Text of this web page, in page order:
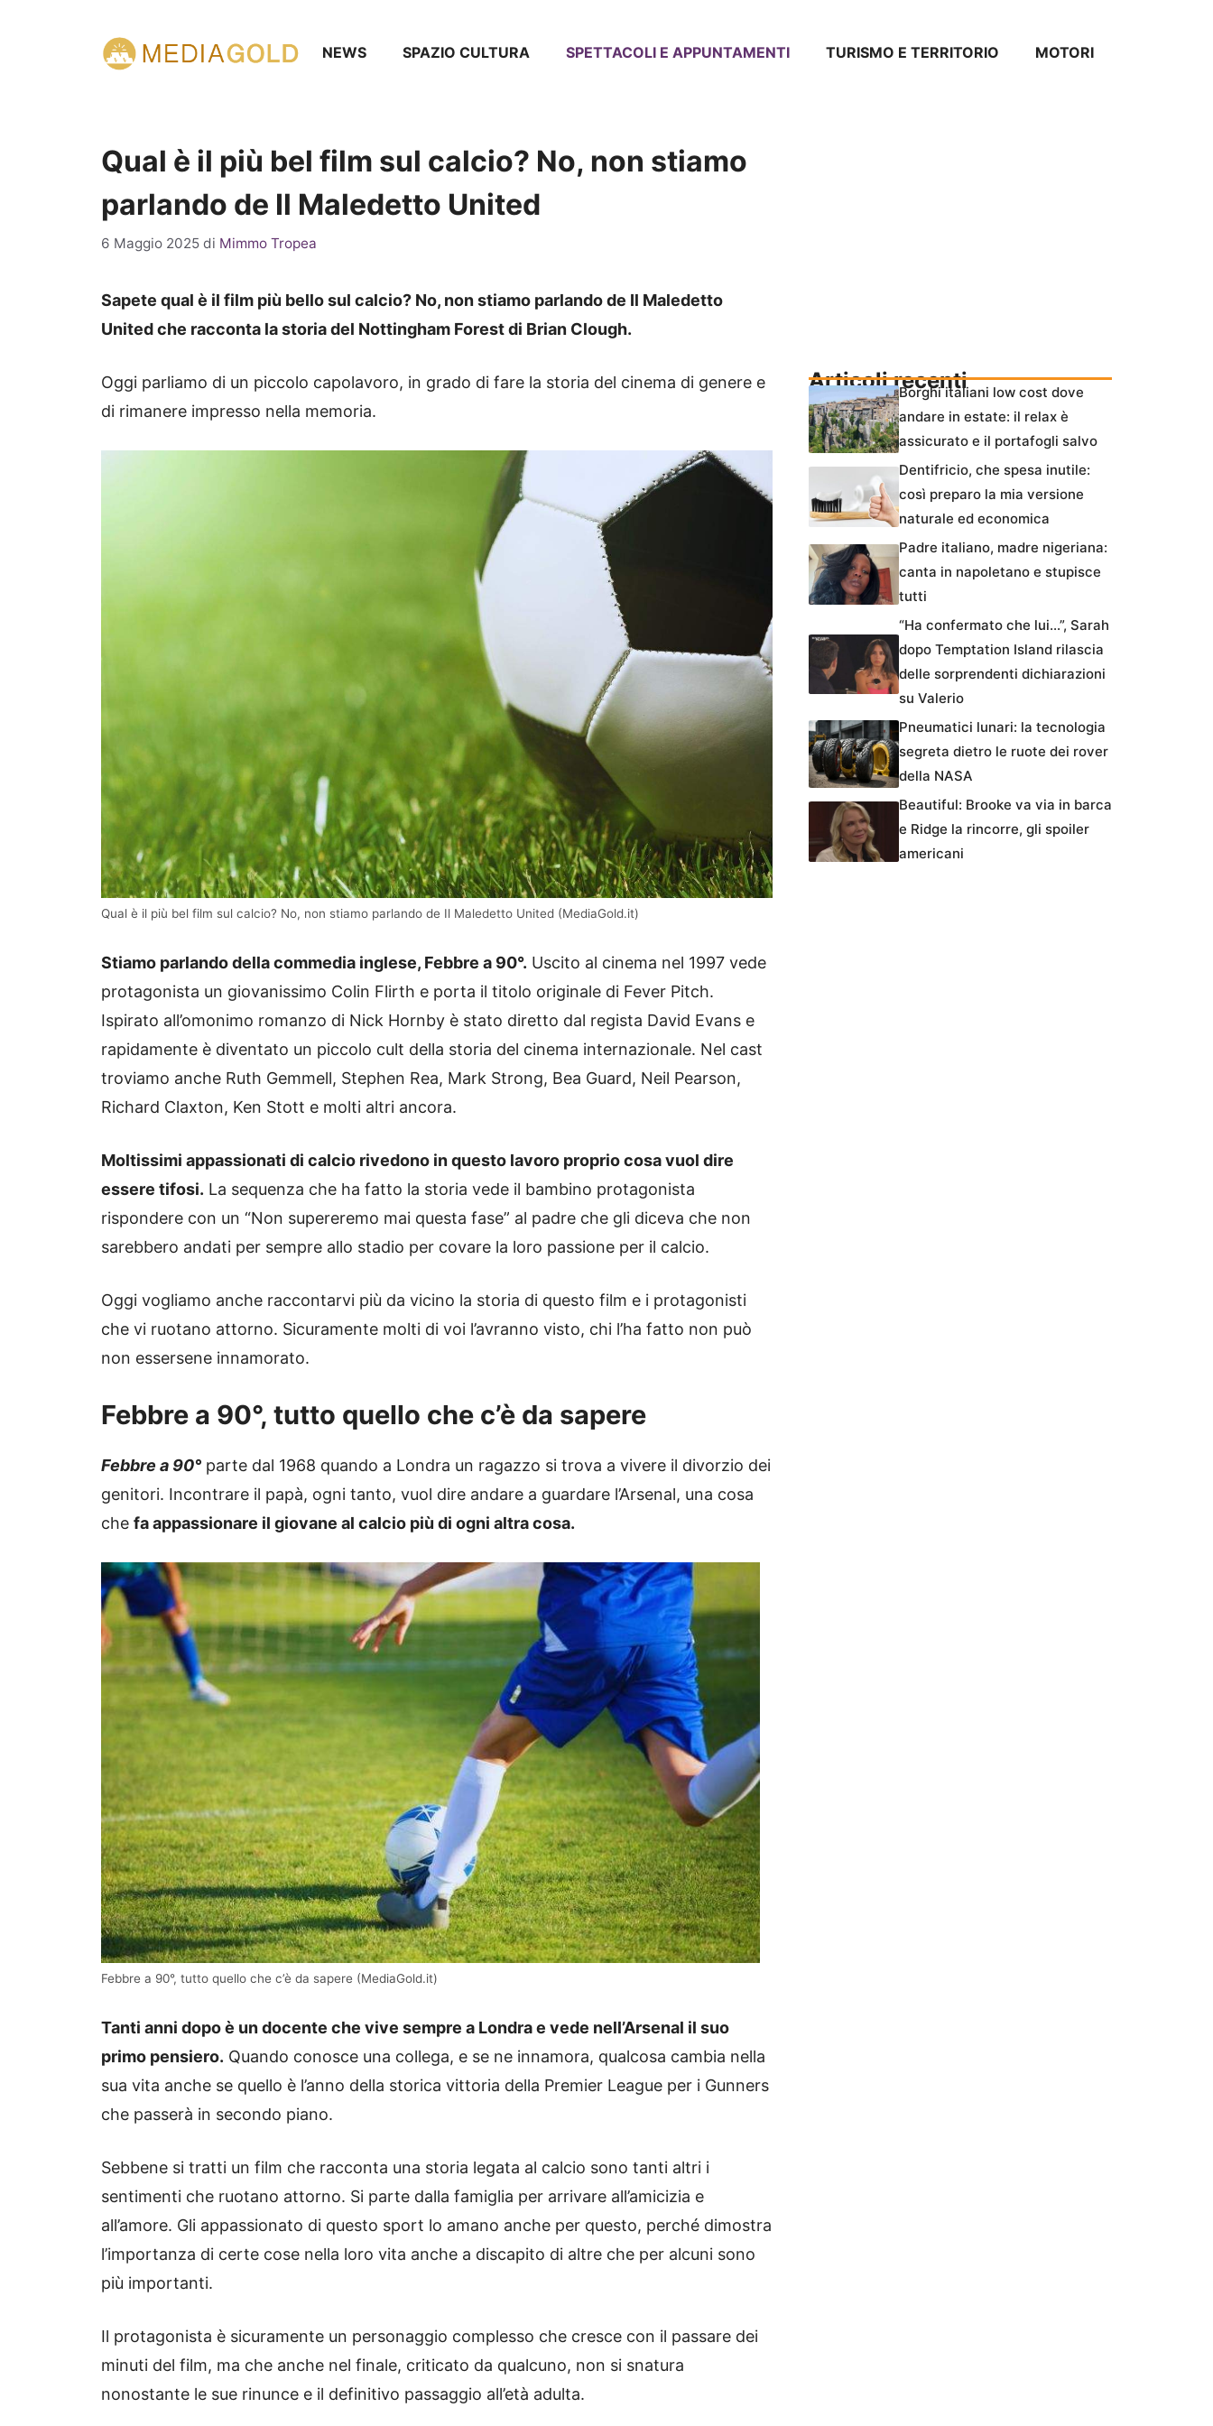
NEWS SPAZIO CULTURA SPETTACOLI E APPUNTAMENTI TURISMO E TERRITORIO MOTORI
Qual è il più bel film sul calcio? No, non stiamo
parlando de Il Maledetto United
6 Maggio 2025 di Mimmo Tropea
Sapete qual è il film più bello sul calcio? No, non stiamo parlando de Il Maledetto
United che racconta la storia del Nottingham Forest di Brian Clough.
Oggi parliamo di un piccolo capolavoro, in grado di fare la storia del cinema di genere e
di rimanere impresso nella memoria.
Qual è il più bel film sul calcio? No, non stiamo parlando de Il Maledetto United (MediaGold.it)
Stiamo parlando della commedia inglese, Febbre a 90°. Uscito al cinema nel 1997 vede
protagonista un giovanissimo Colin Flirth e porta il titolo originale di Fever Pitch.
Ispirato all’omonimo romanzo di Nick Hornby è stato diretto dal regista David Evans e
rapidamente è diventato un piccolo cult della storia del cinema internazionale. Nel cast
troviamo anche Ruth Gemmell, Stephen Rea, Mark Strong, Bea Guard, Neil Pearson,
Richard Claxton, Ken Stott e molti altri ancora.
Moltissimi appassionati di calcio rivedono in questo lavoro proprio cosa vuol dire
essere tifosi. La sequenza che ha fatto la storia vede il bambino protagonista
rispondere con un “Non supereremo mai questa fase” al padre che gli diceva che non
sarebbero andati per sempre allo stadio per covare la loro passione per il calcio.
Oggi vogliamo anche raccontarvi più da vicino la storia di questo film e i protagonisti
che vi ruotano attorno. Sicuramente molti di voi l’avranno visto, chi l’ha fatto non può
non essersene innamorato.
Febbre a 90°, tutto quello che c’è da sapere
Febbre a 90° parte dal 1968 quando a Londra un ragazzo si trova a vivere il divorzio dei
genitori. Incontrare il papà, ogni tanto, vuol dire andare a guardare l’Arsenal, una cosa
che fa appassionare il giovane al calcio più di ogni altra cosa.
Febbre a 90°, tutto quello che c’è da sapere (MediaGold.it)
Tanti anni dopo è un docente che vive sempre a Londra e vede nell’Arsenal il suo
primo pensiero. Quando conosce una collega, e se ne innamora, qualcosa cambia nella
sua vita anche se quello è l’anno della storica vittoria della Premier League per i Gunners
che passerà in secondo piano.
Sebbene si tratti un film che racconta una storia legata al calcio sono tanti altri i
sentimenti che ruotano attorno. Si parte dalla famiglia per arrivare all’amicizia e
all’amore. Gli appassionato di questo sport lo amano anche per questo, perché dimostra
l’importanza di certe cose nella loro vita anche a discapito di altre che per alcuni sono
più importanti.
Il protagonista è sicuramente un personaggio complesso che cresce con il passare dei
minuti del film, ma che anche nel finale, criticato da qualcuno, non si snatura
nonostante le sue rinunce e il definitivo passaggio all’età adulta.
Articoli recentiBorghi italiani low cost dove
andare in estate: il relax è
assicurato e il portafogli salvo
Dentifricio, che spesa inutile:
così preparo la mia versione
naturale ed economica
Padre italiano, madre nigeriana:
canta in napoletano e stupisce
tutti
“Ha confermato che lui…”, Sarah
dopo Temptation Island rilascia
delle sorprendenti dichiarazioni
su Valerio
Pneumatici lunari: la tecnologia
segreta dietro le ruote dei rover
della NASA
Beautiful: Brooke va via in barca
e Ridge la rincorre, gli spoiler
americani